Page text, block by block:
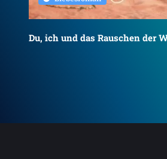
Du, ich und das Rauschen der